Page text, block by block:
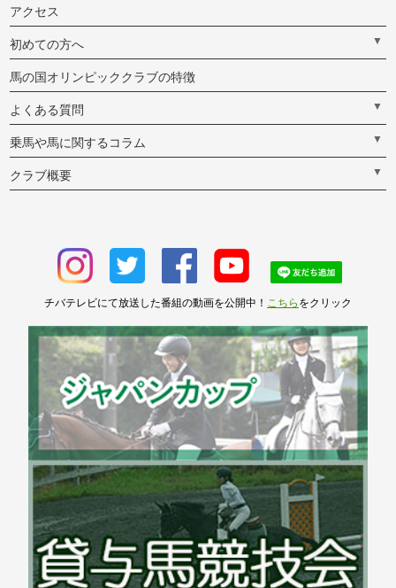
アクセス
初めての方へ ▼
馬の国オリンピッククラブの特徴
よくある質問 ▼
乗馬や馬に関するコラム ▼
クラブ概要 ▼
チバテレビにて放送した番組の動画を公開中！ こちら をクリック